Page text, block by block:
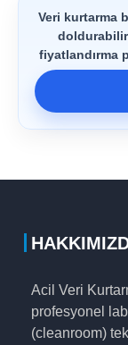
Veri kurtarma
fiyatlandırma
Acil Veri
profesyonel
(cleanroom)